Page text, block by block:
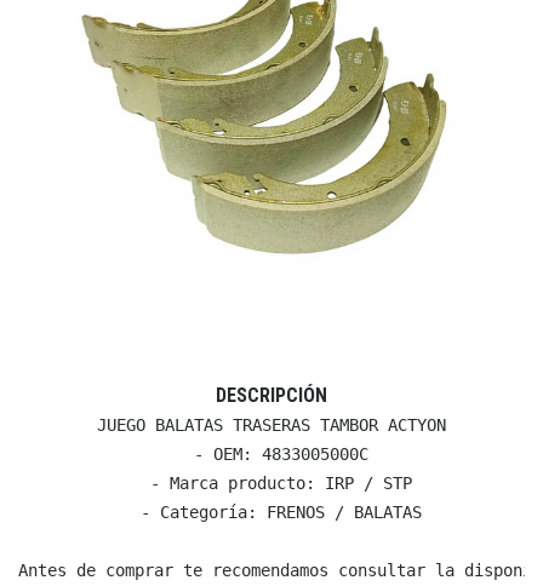
DESCRIPCIÓN
JUEGO BALATAS TRASERAS TAMBOR ACTYON
  - OEM: 4833005000C
  - Marca producto: IRP / STP
  - Categoría: FRENOS / BALATAS
Antes de comprar te recomendamos consultar la